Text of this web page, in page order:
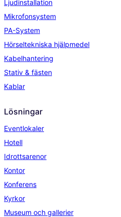
Ljudinstallation
Mikrofonsystem
PA-System
Hörseltekniska hjälpmedel
Kabelhantering
Stativ & fästen
Kablar
Lösningar
Eventlokaler
Hotell
Idrottsarenor
Kontor
Konferens
Kyrkor
Museum och gallerier